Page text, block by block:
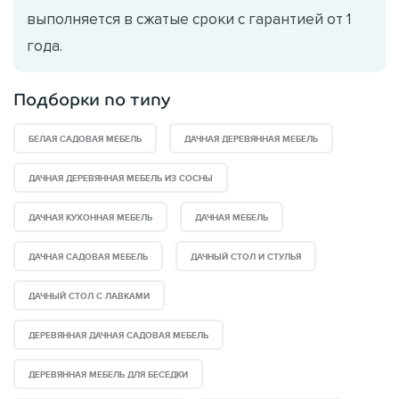
выполняется в сжатые сроки с гарантией от 1
года.
Подборки по типу
БЕЛАЯ САДОВАЯ МЕБЕЛЬ ДАЧНАЯ ДЕРЕВЯННАЯ МЕБЕЛЬ
ДАЧНАЯ ДЕРЕВЯННАЯ МЕБЕЛЬ ИЗ СОСНЫ
ДАЧНАЯ КУХОННАЯ МЕБЕЛЬ ДАЧНАЯ МЕБЕЛЬ
ДАЧНАЯ САДОВАЯ МЕБЕЛЬ ДАЧНЫЙ СТОЛ И СТУЛЬЯ
ДАЧНЫЙ СТОЛ С ЛАВКАМИ
ДЕРЕВЯННАЯ ДАЧНАЯ САДОВАЯ МЕБЕЛЬ
ДЕРЕВЯННАЯ МЕБЕЛЬ ДЛЯ БЕСЕДКИ